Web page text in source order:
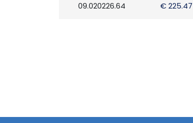
09.020226.64 € 225.47